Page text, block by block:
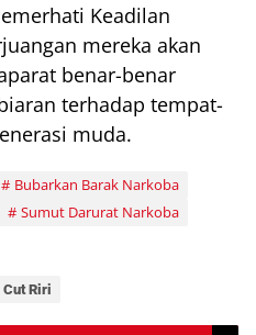
Keadilan
mereka akan
benar-benar
terhadap tempat-
muda.
Bubarkan Barak Narkoba
Sumut Darurat Narkoba
Riri